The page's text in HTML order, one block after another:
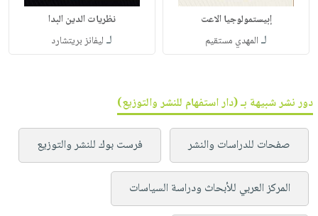
إبيستمولوجيا الاعت
لـ المهدي مستقيم
نظريات الدين البدا
لـ ليفانز بريتشارد
دور نشر شبيهة بـ (دار استفهام للنشر والتوزيع)
صفحات للدراسات والنشر فرست بوك للنشر والتوزيع
المركز العربي للأبحاث ودراسة السياسات